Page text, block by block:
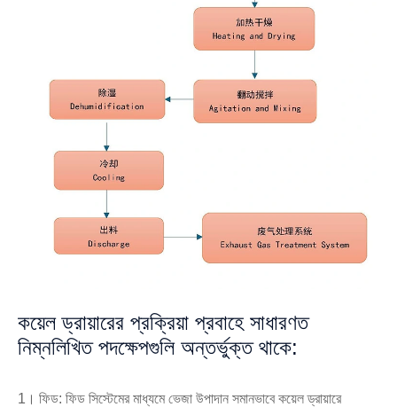
কয়েল ড্রায়ারের প্রক্রিয়া প্রবাহে সাধারণত
নিম্নলিখিত পদক্ষেপগুলি অন্তর্ভুক্ত থাকে:
1। ফিড: ফিড সিস্টেমের মাধ্যমে ভেজা উপাদান সমানভাবে কয়েল ড্রায়ারে